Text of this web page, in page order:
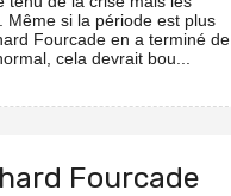
Même si la période est plus
Fourcade en a terminé de
cela devrait bou...
Fourcade